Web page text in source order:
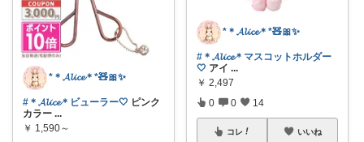
*＊𝓐𝓵𝓲𝓬𝓮＊*🧸🎀✨
#＊𝓐𝓵𝓲𝓬𝓮＊ビューラー🤍 ピンク
カラー ...
￥ 1,590～
*＊𝓐𝓵𝓲𝓬𝓮＊*🧸🎀✨
#＊𝓐𝓵𝓲𝓬𝓮＊マスコットホルダー
🤍 アイ ...
￥ 2,497
0 0 14
コレ いいね